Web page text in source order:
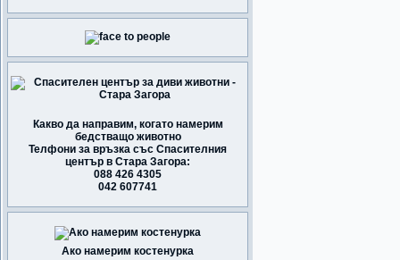
Какво да направим, когато намерим
бедстващо животно
Телфони за връзка със Спасителния
център в Стара Загора:
088 426 4305
042 607741
Ако намерим костенурка